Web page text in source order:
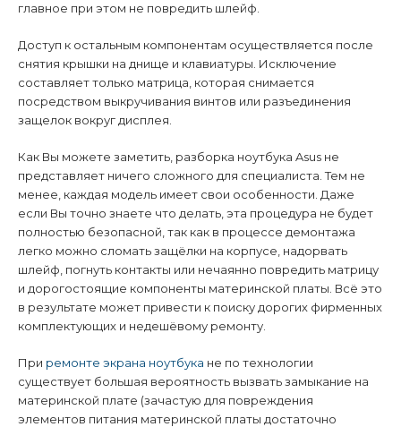
главное при этом не повредить шлейф.
Доступ к остальным компонентам осуществляется после
снятия крышки на днище и клавиатуры. Исключение
составляет только матрица, которая снимается
посредством выкручивания винтов или разъединения
защелок вокруг дисплея.
Как Вы можете заметить, разборка ноутбука Asus не
представляет ничего сложного для специалиста. Тем не
менее, каждая модель имеет свои особенности. Даже
если Вы точно знаете что делать, эта процедура не будет
полностью безопасной, так как в процессе демонтажа
легко можно сломать защёлки на корпусе, надорвать
шлейф, погнуть контакты или нечаянно повредить матрицу
и дорогостоящие компоненты материнской платы. Всё это
в результате может привести к поиску дорогих фирменных
комплектующих и недешёвому ремонту.
При ремонте экрана ноутбука не по технологии
существует большая вероятность вызвать замыкание на
материнской плате (зачастую для повреждения
элементов питания материнской платы достаточно